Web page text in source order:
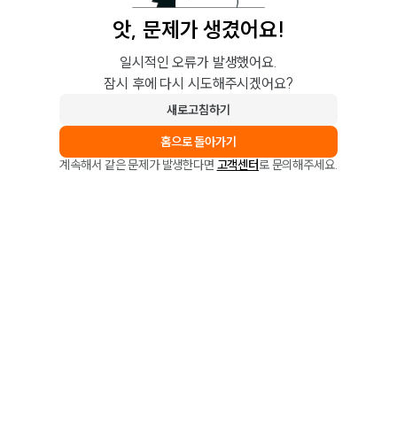
앗, 문제가 생겼어요!
일시적인 오류가 발생했어요.
잠시 후에 다시 시도해주시겠어요?
새로고침하기
홈으로 돌아가기
계속해서 같은 문제가 발생한다면 고객센터로 문의해주세요.